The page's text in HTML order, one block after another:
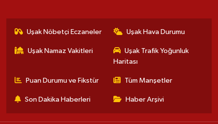
Uşak Nöbetçi Eczaneler Uşak Hava Durumu
Uşak Namaz Vakitleri
Uşak Trafik Yoğunluk
Haritası
Puan Durumu ve Fikstür Tüm Manşetler
Son Dakika Haberleri Haber Arşivi